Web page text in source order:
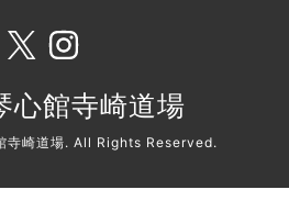
心館寺崎道場
寺崎道場. All Rights Reserved.